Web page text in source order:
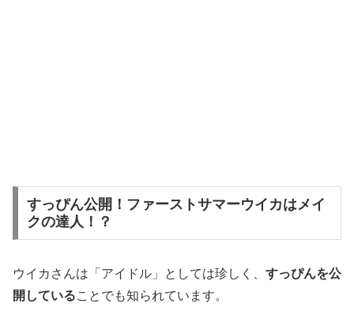
すっぴん公開！ファーストサマーウイカはメイ
クの達人！？
ウイカさんは「アイドル」としては珍しく、 すっぴんを公
開していることでも知られています。